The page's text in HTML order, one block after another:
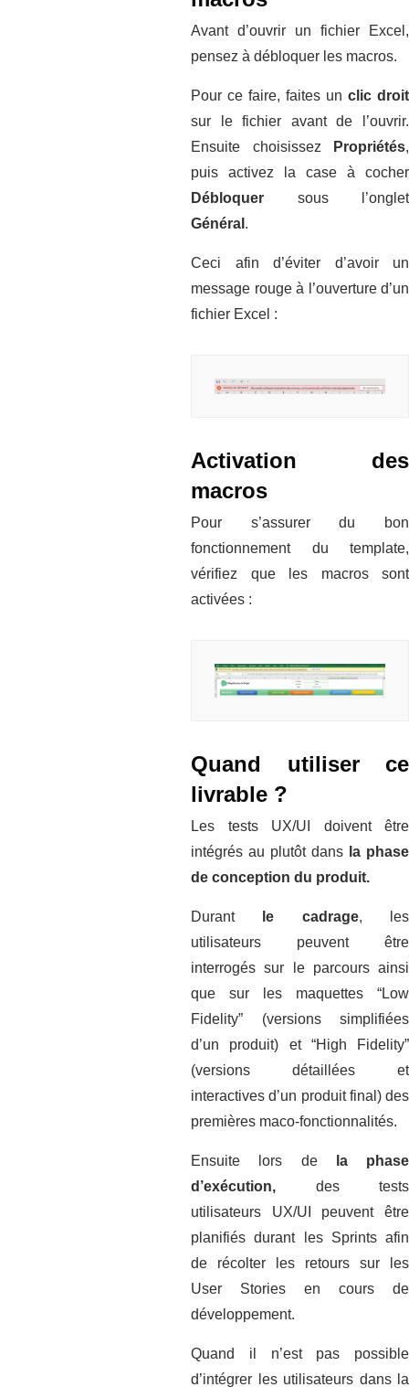
Avant d’ouvrir un fichier Excel,
pensez à débloquer les macros.
Pour ce faire, faites un clic droit
sur le fichier avant de l’ouvrir.
Ensuite choisissez
Propriétés,
puis activez la case à cocher
Débloquer sous l’onglet
Général .
Ceci afin d’éviter d’avoir un
message rouge à l’ouverture d’un
fichier Excel :
Activation des
macros
Pour s’assurer du bon
fonctionnement du template,
vérifiez que les macros sont
activées :
Quand utiliserce
livrable ?
Les tests UX/UI doivent être
intégrés au plutôt dans la phase
de conception du produit.
Durant le cadrage, les
utilisateurs peuvent être
interrogés sur le parcours ainsi
que sur les maquettes “Low
Fidelity” (versions simplifiées
d’un produit) et “High Fidelity”
(versions détaillées et
interactives d’un produit final) des
premières maco-fonctionnalités.
Ensuite lors de
la phase
d’exécution, des tests
utilisateurs UX/UI peuvent être
planifiés durant les Sprints afin
de récolter les retours sur les
User Stories en cours de
développement.
Quand il n’est pas possible
d’intégrer les utilisateurs dans la